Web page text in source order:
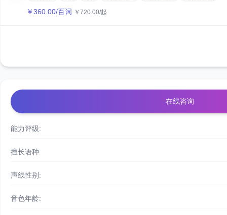
￥360.00/百词 ￥ 720.00/起
在线咨询
能力评级:
擅长语种:
声线性别:
音色年龄: